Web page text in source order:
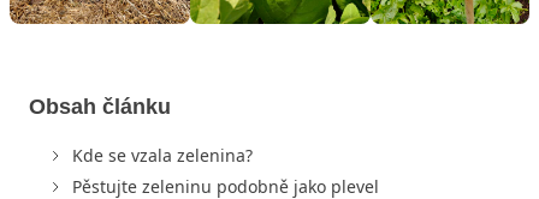
Obsah článku
Kde se vzala zelenina?
Pěstujte zeleninu podobně jako plevel